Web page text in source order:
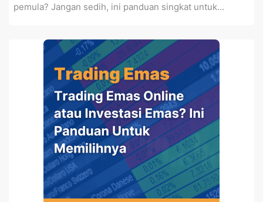
pemula? Jangan sedih, ini panduan singkat untuk...